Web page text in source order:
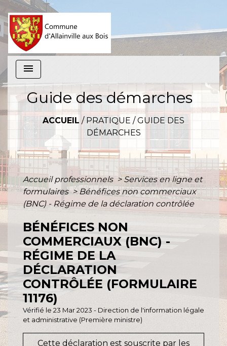
menu
Guide des démarches
ACCUEIL / PRATIQUE /GUIDE DES
DÉMARCHES
Accueil professionnels> Services en ligne et
formulaires> Bénéfices non commerciaux
(BNC) - Régime de la déclaration contrôlée
BÉNÉFICES NON
COMMERCIAUX (BNC) -
RÉGIME DE LA
DÉCLARATION
CONTRÔLÉE (FORMULAIRE
11176)
Vérifié le 23 Mar 2023 - Direction de l'information légale
et administrative (Première ministre)
Cette déclaration est souscrite par les